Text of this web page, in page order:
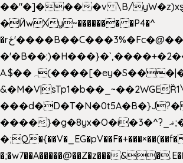
��"�]����v \B/
�ӤwXy~������� �P4�^
�rځ'����B��C���3%�Fc�@���E'�U�-
A.$��ہ(����[�ey�S���|�?
����}�g�8yx�O�i�3�^?_ޣ;��<�
�;�w7��A�����@��Z�z���